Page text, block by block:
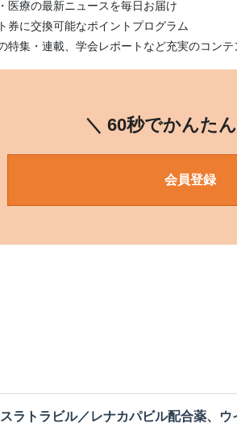
医療の最新ニュースを毎日お届け
券に交換可能なポイントプログラム
特集・連載、学会レポートなど充実のコンテ
＼ 60秒でかんた
会員登録
ラトラビル／レナカパビル配合薬、ウ